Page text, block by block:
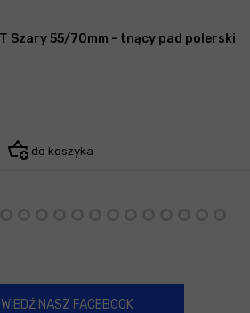
Szary 55/70mm - tnący pad polerski
do koszyka
NASZ FACEBOOK